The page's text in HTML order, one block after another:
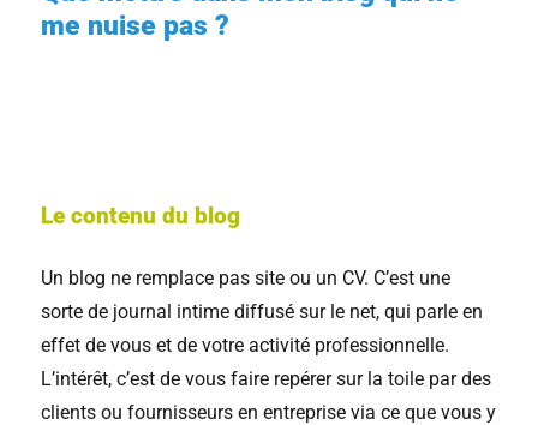
me nuise pas ?
Le contenu du blog
Un blog ne remplace pas site ou un CV. C’est une
sorte de journal intime diffusé sur le net, qui parle en
effet de vous et de votre activité professionnelle.
L’intérêt, c’est de vous faire repérer sur la toile par des
clients ou fournisseurs en entreprise via ce que vous y